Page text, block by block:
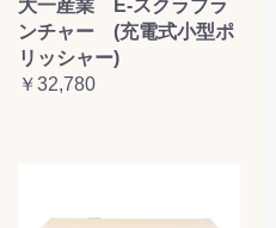
大一産業 E-スクラブラ
ンチャー (充電式小型ポ
リッシャー)
￥32,780